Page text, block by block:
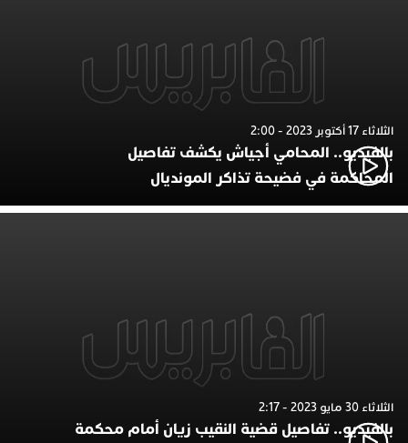
الثلاثاء 17 أكتوبر 2023 - 2:00
بالفيديو.. المحامي أجياش يكشف تفاصيل
المحاكمة في فضيحة تذاكر المونديال
الثلاثاء 30 مايو 2023 - 2:17
بالفيديو.. تفاصيل قضية النقيب زيان أمام محكمة